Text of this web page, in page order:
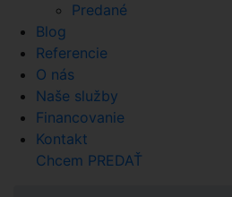
Predané
Blog
Referencie
O nás
Naše služby
Financovanie
Kontakt
Chcem PREDAŤ